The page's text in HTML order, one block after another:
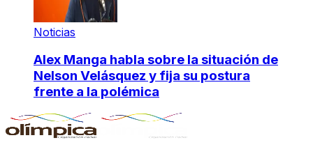
Noticias
Alex Manga habla sobre la situación de
Nelson Velásquez y fija su postura
frente a la polémica